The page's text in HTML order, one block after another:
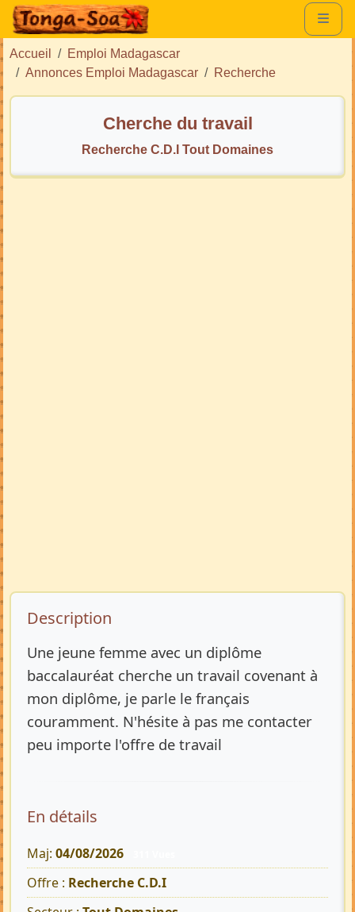
Accueil
Emploi Madagascar
Annonces Emploi Madagascar
Recherche
Cherche du travail
Recherche C.D.I Tout Domaines
Description de l’annonce
Description
Une jeune femme avec un diplôme
baccalauréat cherche un travail covenant à
mon diplôme, je parle le français
couramment. N'hésite à pas me contacter
peu importe l'offre de travail
En détails
Maj: 04/08/2026
Offre : Recherche C.D.I